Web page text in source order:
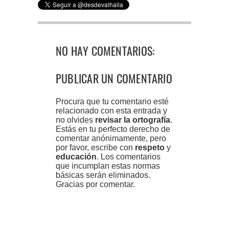
NO HAY COMENTARIOS:
PUBLICAR UN COMENTARIO
Procura que tu comentario esté
relacionado con esta entrada y
no olvides revisar la ortografía.
Estás en tu perfecto derecho de
comentar anónimamente, pero
por favor, escribe con respeto y
educación. Los comentarios
que incumplan estas normas
básicas serán eliminados.
Gracias por comentar.